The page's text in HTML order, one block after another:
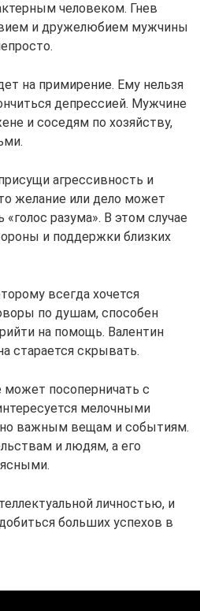
человеком. Гнев
и дружелюбием мужчины
на примирение. Ему нельзя
депрессией. Мужчине
и соседям по хозяйству,
агрессивность и
желание или дело может
разума». В этом случае
и поддержки близких
всегда хочется
по душам, способен
на помощь. Валентин
старается скрывать.
может посоперничать с
мелочными
важным вещам и событиям.
и людям, а его
личностью, и
больших успехов в